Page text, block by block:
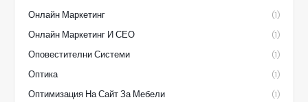
Онлайн Маркетинг (1)
Онлайн Маркетинг И СЕО (1)
Оповестителни Системи (1)
Оптика (1)
Оптимизация На Сайт За Мебели (1)